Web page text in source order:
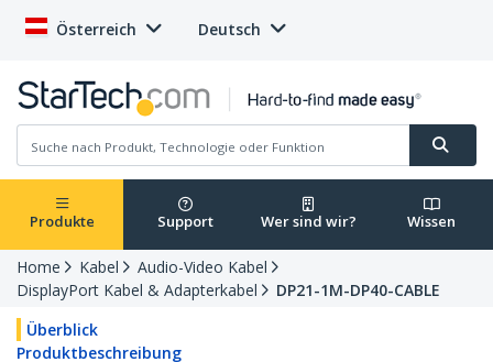
Österreich Deutsch
Produkte Support Wer sind wir? Wissen
Home Kabel
Audio-Video Kabel
DisplayPort Kabel & Adapterkabel
DP21-1M-DP40-CABLE
Überblick
Produktbeschreibung